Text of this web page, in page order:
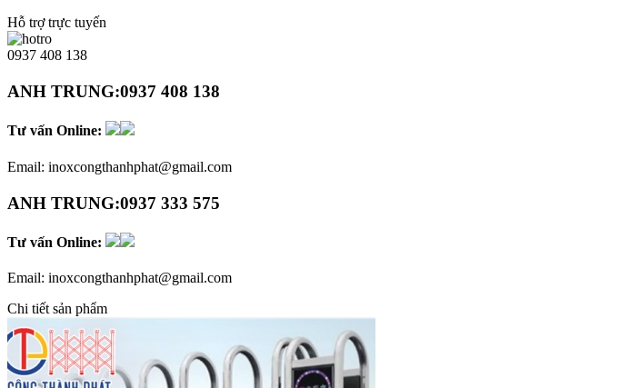
Hỗ trợ trực tuyến
0937 408 138
ANH TRUNG:0937 408 138
Tư vấn Online:
Email: inoxcongthanhphat@gmail.com
ANH TRUNG:0937 333 575
Tư vấn Online:
Email: inoxcongthanhphat@gmail.com
Chi tiết sản phẩm